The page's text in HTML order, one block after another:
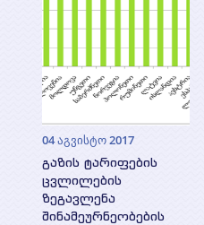
მისია და მიზნები
საქმიანობა
პარტნიორები და
სიახლეები
კვლევის ანგარიშები
სხვადასხვა
პროექტები
04 აგვისტო 2017
გაზის ტარიფების
ცვლილების
ზეგავლენა
შინამეურნეობების